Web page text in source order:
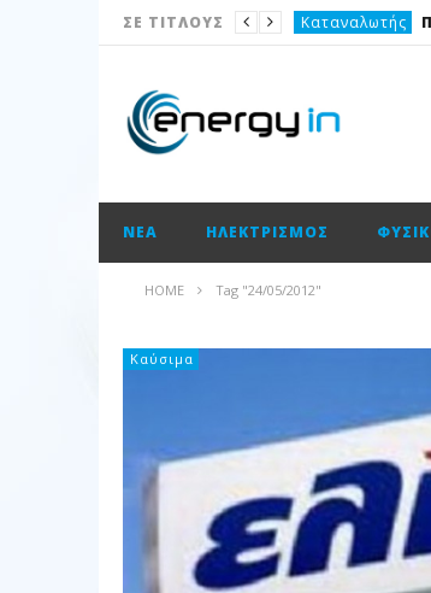
ΣΕ ΤΙΤΛΟΥΣ Καταναλωτής
Ισολογισμοί
Ισολογισμοί
ΝΈΑ ΗΛΕΚΤΡΙΣΜΌΣ
HOME Tag "24/05/2012"
Καύσιμα